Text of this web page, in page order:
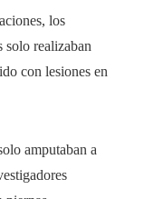
los
solo realizaban
con lesiones en
amputaban a